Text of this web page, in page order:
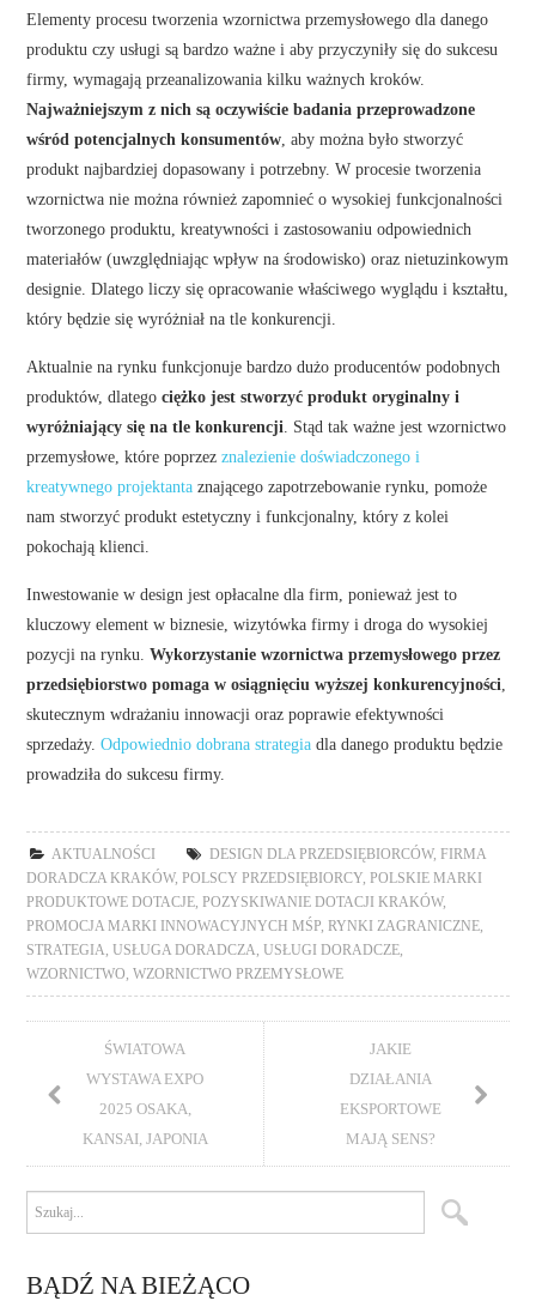
Elementy procesu tworzenia wzornictwa przemysłowego dla danego
produktu czy usługi są bardzo ważne i aby przyczyniły się do sukcesu
firmy, wymagają przeanalizowania kilku ważnych kroków.
Najważniejszym z nich są oczywiście badania przeprowadzone
wśród potencjalnych konsumentów, aby można było stworzyć
produkt najbardziej dopasowany i potrzebny. W procesie tworzenia
wzornictwa nie można również zapomnieć o wysokiej funkcjonalności
tworzonego produktu, kreatywności i zastosowaniu odpowiednich
materiałów (uwzględniając wpływ na środowisko) oraz nietuzinkowym
designie. Dlatego liczy się opracowanie właściwego wyglądu i kształtu,
który będzie się wyróżniał na tle konkurencji.
Aktualnie na rynku funkcjonuje bardzo dużo producentów podobnych
produktów, dlategociężko jest stworzyć produkt oryginalny i
wyróżniający się na tle konkurencji. Stąd tak ważne jest wzornictwo
przemysłowe, które poprzezznalezienie doświadczonego i
kreatywnego projektanta znającego zapotrzebowanie rynku, pomoże
nam stworzyć produkt estetyczny i funkcjonalny, który z kolei
pokochają klienci.
Inwestowanie w design jest opłacalne dla firm, ponieważ jest to
kluczowy element w biznesie, wizytówka firmy i droga do wysokiej
pozycji na rynku.Wykorzystanie wzornictwa przemysłowego przez
przedsiębiorstwo pomaga w osiągnięciu wyższej konkurencyjności,
skutecznym wdrażaniu innowacji oraz poprawie efektywności
sprzedaży.Odpowiednio dobrana strategia dla danego produktu będzie
prowadziła do sukcesu firmy.
AKTUALNOŚCI DESIGN DLA PRZEDSIĘBIORCÓW, FIRMA
DORADCZA KRAKÓW, POLSCY PRZEDSIĘBIORCY
POLSKIE MARKI
PRODUKTOWE DOTACJE
POZYSKIWANIE DOTACJI KRAKÓW,
PROMOCJA MARKI INNOWACYJNYCH MŚP
RYNKI ZAGRANICZNE
STRATEGIA
USŁUGA DORADCZA USŁUGI DORADCZE
WZORNICTWO
WZORNICTWO PRZEMYSŁOWE
ŚWIATOWA
WYSTAWA EXPO
2025 OSAKA,
KANSAI, JAPONIA
JAKIE
DZIAŁANIA
EKSPORTOWE
MAJĄ SENS?
BĄDŹ NA BIEŻĄCO